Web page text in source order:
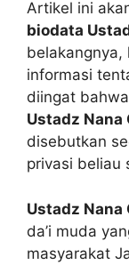
Artikel ini
biodata
belakangnya,
informasi
diingat
Ustadz Nana
disebutkan
privasi beliau
Ustadz Nana
da’i muda
masyarakat